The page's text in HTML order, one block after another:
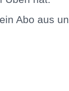
Abo aus